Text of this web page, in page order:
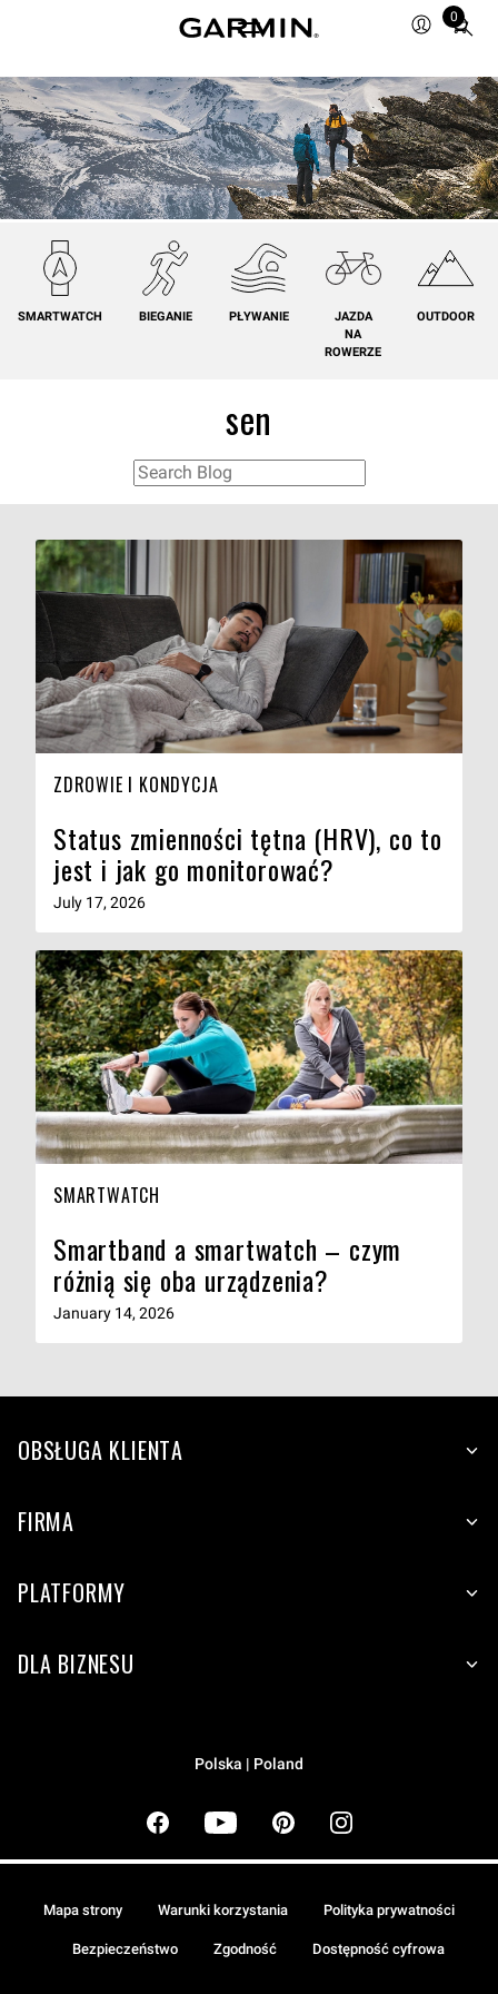
0
Total
in
cart:
0
SMARTWATCH BIEGANIE PŁYWANIE
JAZDA
NA
ROWERZE
OUTDOOR
sen
ZDROWIE I KONDYCJA
Status zmienności tętna (HRV), co to
jest i jak go monitorować?
July 17, 2026
SMARTWATCH
Smartband a smartwatch – czym
różnią się oba urządzenia?
January 14, 2026
OBSŁUGA KLIENTA
FIRMA
PLATFORMY
DLA BIZNESU
Polska | Poland
Mapa strony Warunki korzystania Polityka prywatności
Bezpieczeństwo Zgodność Dostępność cyfrowa